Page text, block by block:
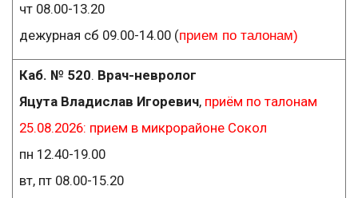
чт 08.00-13.20
дежурная сб 09.00-14.00 (прием по талонам)
Каб. № 520. Врач-невролог
Яцута Владислав Игоревич, приём по талонам
25.08.2026: прием в микрорайоне Сокол
пн 12.40-19.00
вт, пт 08.00-15.20